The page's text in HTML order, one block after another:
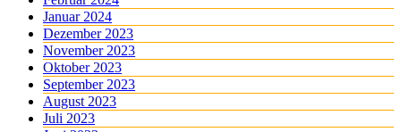
Januar 2024
Dezember 2023
November 2023
Oktober 2023
September 2023
August 2023
Juli 2023